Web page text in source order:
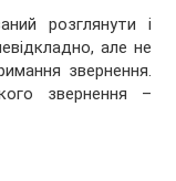
розглянути і
але не
звернення.
звернення –